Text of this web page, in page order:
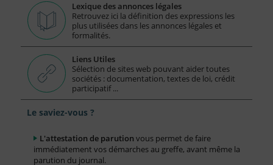
Lexique des annonces légales
Retrouvez ici la définition des expressions les
plus utilisées dans les annonces légales et
formalités.
Liens Utiles
Sélection de sites web pouvant aider toutes
sociétés : documentation, textes de loi, crédit
participatif ...
Le saviez-vous ?
L'attestation de parution vous permet de faire
immédiatement vos démarches au greffe, avant même la
parution du journal.